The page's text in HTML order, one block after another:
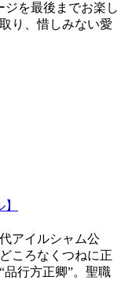
ジを最後までお楽し
り、惜しみない愛
アイルシャム公
ころなくつねに正
品行方正卿”。聖職